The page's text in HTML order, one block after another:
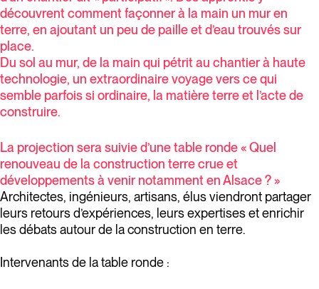
découvrent comment façonner à la main un mur en
terre, en ajoutant un peu de paille et d’eau trouvés sur
place.
Du sol au mur, de la main qui pétrit au chantier à haute
technologie, un extraordinaire voyage vers ce qui
semble parfois si ordinaire, la matière terre et l’acte de
construire.
La projection sera suivie d’une table ronde « Quel
renouveau de la construction terre crue et
développements à venir notamment en Alsace ? »
Architectes, ingénieurs, artisans, élus viendront partager
leurs retours d’expériences, leurs expertises et enrichir
les débats autour de la construction en terre.
Intervenants de la table ronde :